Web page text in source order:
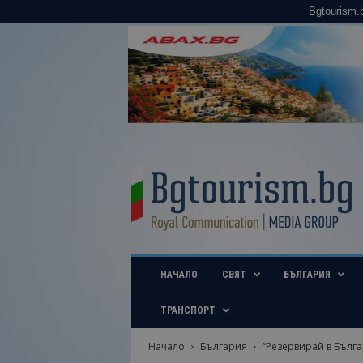
u
i
b
НАЧАЛО СВЯТ БЪЛГАРИЯ
ТРАНСПОРТ
Начало България
“Резервирай в